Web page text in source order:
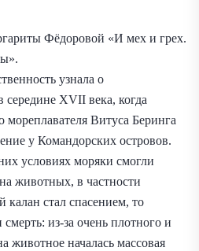
Фёдоровой «И мех и грех.
узнала о
середине XVII века, когда
мореплавателя Витуса Беринга
у Командорских островов.
условиях моряки смогли
животных, в частности
калан стал спасением, то
из-за очень плотного и
животное началась массовая